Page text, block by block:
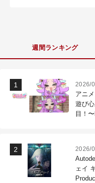
週間ランキング
2026/
アニ
遊び
目！
2026/
ェイ